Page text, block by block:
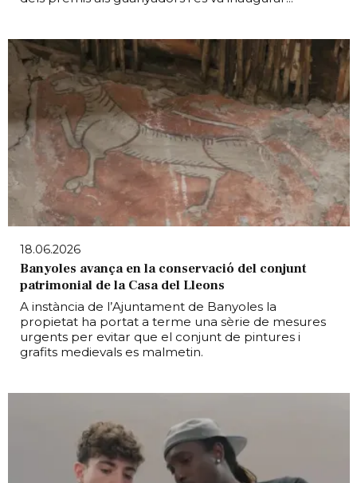
18.06.2026
Banyoles avança en la conservació del conjunt
patrimonial de la Casa del Lleons
A instància de l’Ajuntament de Banyoles la
propietat ha portat a terme una sèrie de mesures
urgents per evitar que el conjunt de pintures i
grafits medievals es malmetin.